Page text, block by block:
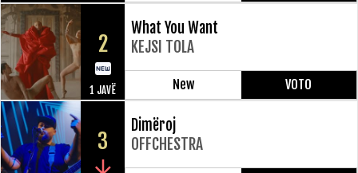
2
1 JAVË
What You Want
KEJSI TOLA
New VOTO
3
Dimëroj
OFFCHESTRA